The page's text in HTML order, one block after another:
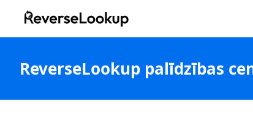
ReverseLookup
ReverseLookup palīdzības